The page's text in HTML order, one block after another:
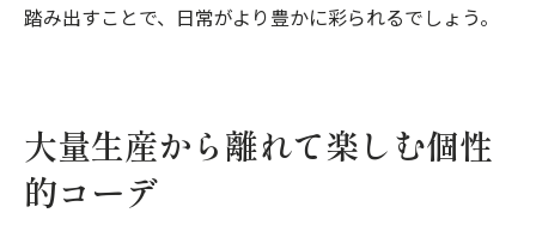
踏み出すことで、日常がより豊かに彩られるでしょう。
大量生産から離れて楽しむ個性
的コーデ